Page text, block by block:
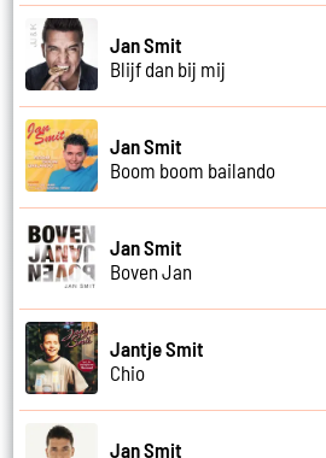
Jan Smit
Blijf dan bij mij
Jan Smit
Boom boom bailando
Jan Smit
Boven Jan
Jantje Smit
Chio
Jan Smit